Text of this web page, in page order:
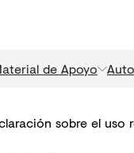
de Apoyo
sobre el uso